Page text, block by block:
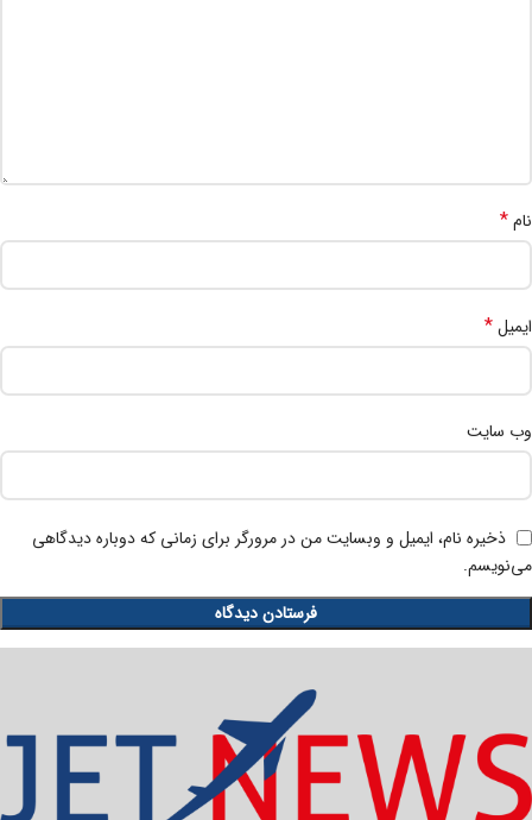
نام*
ایمیل*
وب‌ سایت
ذخیره نام، ایمیل و وبسایت من در مرورگر برای زمانی که دوباره دیدگاهی
می‌نویسم.